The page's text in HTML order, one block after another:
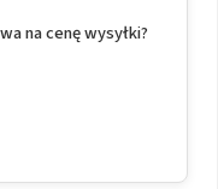
na cenę wysyłki?